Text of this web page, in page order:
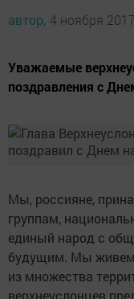
автор, 4 ноября
Уважаемые
поздравления с
Мы, россияне,
группам,
единый народ с
будущим. Мы живем
из множества
верхнеуслонцев